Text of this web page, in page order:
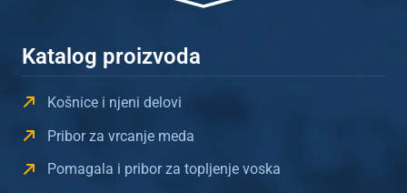
Katalog proizvoda
Košnice i njeni delovi
Pribor za vrcanje meda
Pomagala i pribor za topljenje voska